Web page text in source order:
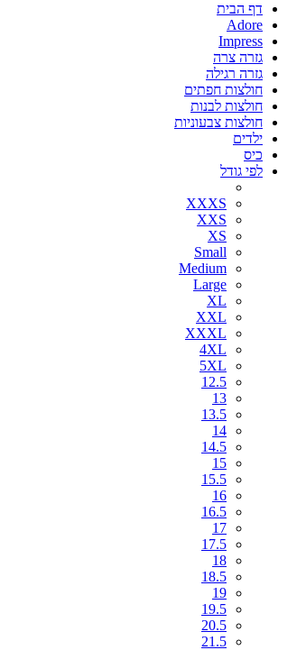
דף הבית
Adore
Impress
גזרה צרה
גזרה רגילה
חולצות חפתים
חולצות לבנות
חולצות צבעוניות
ילדים
כיס
לפי גודל
XXXS
XXS
XS
Small
Medium
Large
XL
XXL
XXXL
4XL
5XL
12.5
13
13.5
14
14.5
15
15.5
16
16.5
17
17.5
18
18.5
19
19.5
20.5
21.5